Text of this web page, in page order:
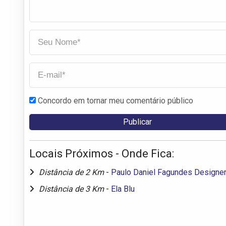
Concordo em tornar meu comentário público
Locais Próximos - Onde Fica:
Distância de 2 Km - Paulo Daniel Fagundes Designer
Distância de 3 Km - Ela Blu